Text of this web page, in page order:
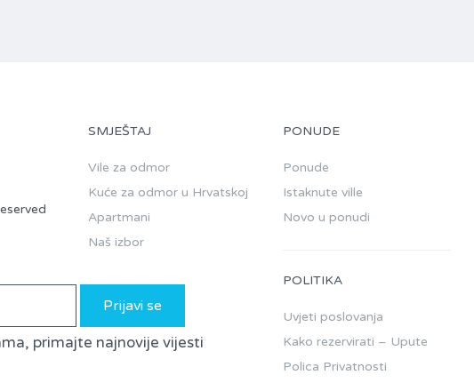
Prijavi se
primajte najnovije vijesti
SMJEŠTAJ
Vile za odmor
Kuće za odmor u Hrvatskoj
Apartmani
Naš izbor
PONUDE
Ponude
Istaknute ville
Novo u ponudi
POLITIKA
Uvjeti poslovanja
Kako rezervirati – Upute
Polica Privatnosti